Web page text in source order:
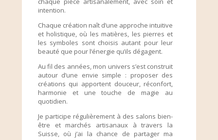
intention.
Chaque création naît d’une approche intuitive
et holistique, où les matières, les pierres et
les symboles sont choisis autant pour leur
beauté que pour l’énergie qu’ils dégagent.
Au fil des années, mon univers s’est construit
autour d’une envie simple : proposer des
créations qui apportent douceur, réconfort,
harmonie et une touche de magie au
quotidien.
Je participe régulièrement à des salons bien-
être et marchés artisanaux à travers la
Suisse, où j’ai la chance de partager ma